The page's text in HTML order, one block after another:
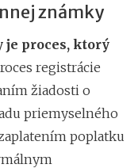
známky
je proces, ktorý
registrácie
žiadosti o
priemyselného
poplatku